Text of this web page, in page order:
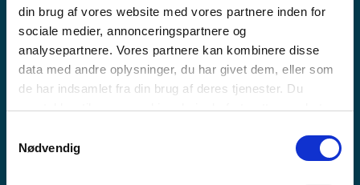
din brug af vores website med vores partnere inden for
sociale medier, annonceringspartnere og
analysepartnere. Vores partnere kan kombinere disse
data med andre oplysninger, du har givet dem, eller som
de har indsamlet fra din brug af deres tjenester. Du
samtykker til vores cookies, hvis du fortsætter med at
Nødvendig
GRUNDSKOLE